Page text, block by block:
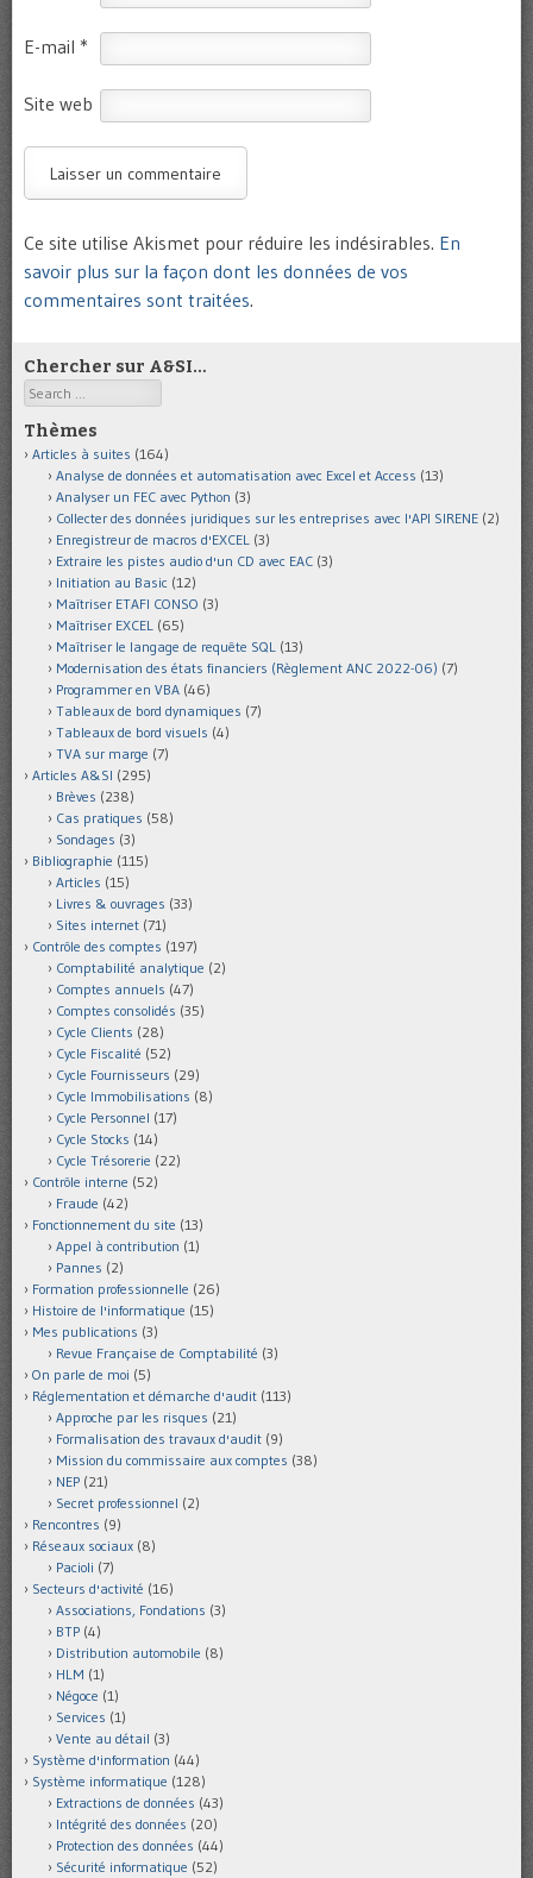
E-mail *
Site web
Ce site utilise Akismet pour réduire les indésirables. En
savoir plus sur la façon dont les données de vos
commentaires sont traitées.
Chercher sur A&SI…
Search
Thèmes
Articles à suites (164)
Analyse de données et automatisation avec Excel et Access (13)
Analyser un FEC avec Python (3)
Collecter des données juridiques sur les entreprises avec l'API SIRENE (2)
Enregistreur de macros d'EXCEL (3)
Extraire les pistes audio d'un CD avec EAC (3)
Initiation au Basic (12)
Maîtriser ETAFI CONSO (3)
Maîtriser EXCEL (65)
Maîtriser le langage de requête SQL (13)
Modernisation des états financiers (Règlement ANC 2022-06) (7)
Programmer en VBA (46)
Tableaux de bord dynamiques (7)
Tableaux de bord visuels (4)
TVA sur marge (7)
Articles A&SI (295)
Brèves (238)
Cas pratiques (58)
Sondages (3)
Bibliographie (115)
Articles (15)
Livres & ouvrages (33)
Sites internet (71)
Contrôle des comptes (197)
Comptabilité analytique (2)
Comptes annuels (47)
Comptes consolidés (35)
Cycle Clients (28)
Cycle Fiscalité (52)
Cycle Fournisseurs (29)
Cycle Immobilisations (8)
Cycle Personnel (17)
Cycle Stocks (14)
Cycle Trésorerie (22)
Contrôle interne (52)
Fraude (42)
Fonctionnement du site (13)
Appel à contribution (1)
Pannes (2)
Formation professionnelle (26)
Histoire de l'informatique (15)
Mes publications (3)
Revue Française de Comptabilité (3)
On parle de moi (5)
Réglementation et démarche d'audit (113)
Approche par les risques (21)
Formalisation des travaux d'audit (9)
Mission du commissaire aux comptes (38)
NEP (21)
Secret professionnel (2)
Rencontres (9)
Réseaux sociaux (8)
Pacioli (7)
Secteurs d'activité (16)
Associations, Fondations (3)
BTP (4)
Distribution automobile (8)
HLM (1)
Négoce (1)
Services (1)
Vente au détail (3)
Système d'information (44)
Système informatique (128)
Extractions de données (43)
Intégrité des données (20)
Protection des données (44)
Sécurité informatique (52)